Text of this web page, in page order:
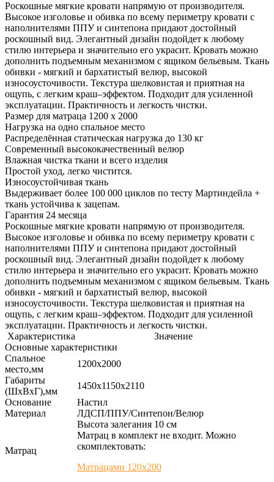
Роскошные мягкие кровати напрямую от производителя.
Высокое изголовье и обивка по всему периметру кровати с
наполнителями ППУ и синтепона придают достойный
роскошный вид. Элегантный дизайн подойдет к любому
стилю интерьера и значительно его украсит. Кровать можно
дополнить подъемным механизмом с ящиком бельевым. Ткань
обивки - мягкий и бархатистый велюр, высокой
износоусточивости. Текстура шелковистая и приятная на
ощупь, с легким краш–эффектом. Подходит для усиленной
эксплуатации. Практичность и легкость чистки.
Размер для матраца 1200 x 2000
Нагрузка на одно спальное место
Распределённая статическая нагрузка до 130 кг
Современный высококачественный велюр
Влажная чистка ткани и всего изделия
Простой уход, легко чистится.
Износоустойчивая ткань
Выдерживает более 100 000 циклов по тесту Мартиндейла +
ткань устойчива к зацепам.
Гарантия 24 месяца
Роскошные мягкие кровати напрямую от производителя.
Высокое изголовье и обивка по всему периметру кровати с
наполнителями ППУ и синтепона придают достойный
роскошный вид. Элегантный дизайн подойдет к любому
стилю интерьера и значительно его украсит. Кровать можно
дополнить подъемным механизмом с ящиком бельевым. Ткань
обивки - мягкий и бархатистый велюр, высокой
износоусточивости. Текстура шелковистая и приятная на
ощупь, с легким краш–эффектом. Подходит для усиленной
эксплуатации. Практичность и легкость чистки.
Характеристика
Значение
Основные характеристики
Спальное
место,мм
1200х2000
Габариты
(ШхВхГ),мм
1450х1150х2110
Основание
Настил
Материал
ЛДСП/ППУ/Синтепон/Велюр
Матрац
Высота залегания 10 см
Матрац в комплект не входит. Можно
скомплектовать:
Матрацами 120х200